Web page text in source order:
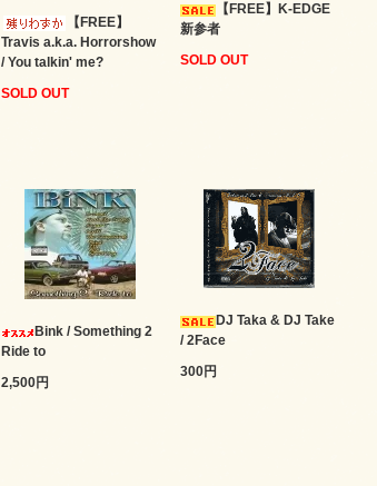
【FREE】
Travis a.k.a. Horrorshow
/ You talkin' me?
SOLD OUT
【FREE】K-EDGE
新参者
SOLD OUT
Bink / Something 2
Ride to
2,500円
DJ Taka & DJ Take
/ 2Face
300円